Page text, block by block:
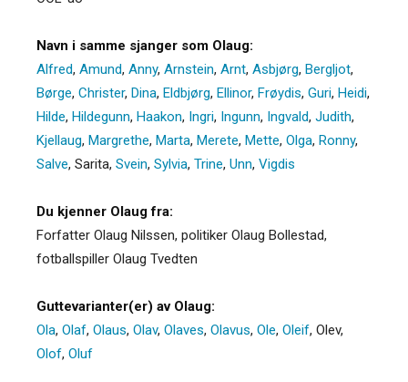
Navn i samme sjanger som Olaug:
Alfred, Amund, Anny, Arnstein, Arnt, Asbjørg, Bergljot,
Børge, Christer, Dina, Eldbjørg, Ellinor, Frøydis, Guri, Heidi,
Hilde, Hildegunn, Haakon, Ingri, Ingunn, Ingvald, Judith,
Kjellaug, Margrethe, Marta, Merete, Mette, Olga, Ronny,
Salve, Sarita, Svein, Sylvia, Trine, Unn, Vigdis
Du kjenner Olaug fra:
Forfatter Olaug Nilssen, politiker Olaug Bollestad,
fotballspiller Olaug Tvedten
Guttevarianter(er) av Olaug:
Ola, Olaf, Olaus, Olav, Olaves, Olavus, Ole, Oleif, Olev,
Olof, Oluf